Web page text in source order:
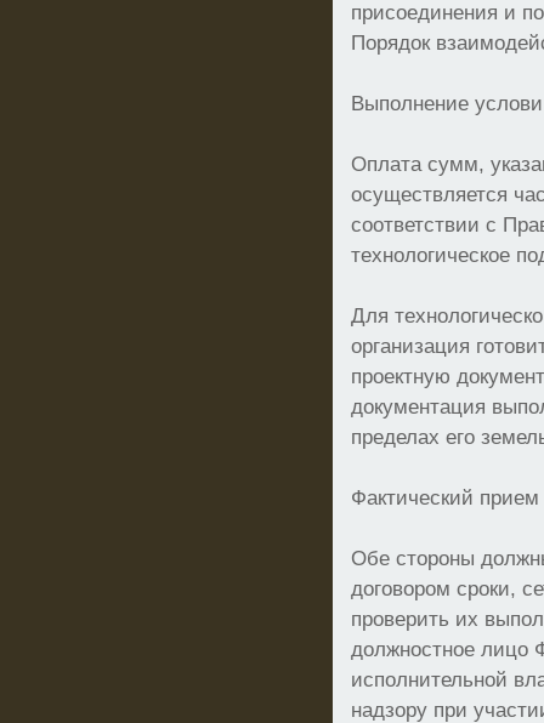
присоединения и
Порядок
Выполнение
Оплата сумм,
осуществляется
соответствии с
технологическое
Для
организация
проектную
документация
пределах его
Фактический
Обе стороны
договором сроки,
проверить их
должностное лицо
исполнительной
надзору при